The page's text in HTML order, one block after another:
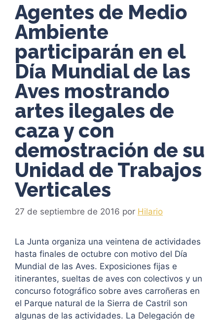
Agentes de Medio
Ambiente
participarán en el
Día Mundial de las
Aves mostrando
artes ilegales de
caza y con
demostración de su
Unidad de Trabajos
Verticales
27 de septiembre de 2016 por Hilario
La Junta organiza una veintena de actividades
hasta finales de octubre con motivo del Día
Mundial de las Aves. Exposiciones fijas e
itinerantes, sueltas de aves con colectivos y un
concurso fotográfico sobre aves carroñeras en
el Parque natural de la Sierra de Castril son
algunas de las actividades. La Delegación de